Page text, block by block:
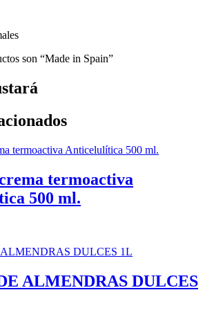
son “Made in Spain”
termoactiva
500 ml.
ALMENDRAS DULCES